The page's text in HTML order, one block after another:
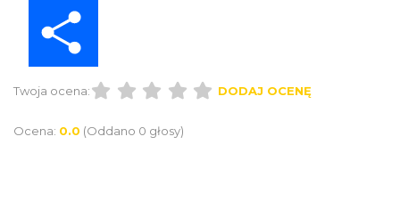
Twoja ocena: DODAJ OCENĘ
Ocena: 0.0 (Oddano 0 głosy)